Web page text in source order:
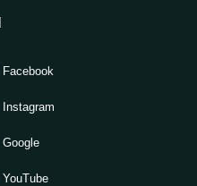
Facebook
Instagram
Google
YouTube